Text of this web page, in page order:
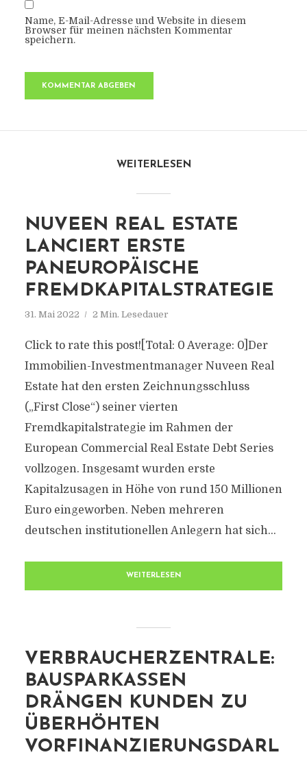
Name, E-Mail-Adresse und Website in diesem
Browser für meinen nächsten Kommentar
speichern.
WEITERLESEN
NUVEEN REAL ESTATE
LANCIERT ERSTE
PANEUROPÄISCHE
FREMDKAPITALSTRATEGIE
31. Mai 2022 2 Min. Lesedauer
Click to rate this post![Total: 0 Average: 0]Der
Immobilien-Investmentmanager Nuveen Real
Estate hat den ersten Zeichnungsschluss
(„First Close“) seiner vierten
Fremdkapitalstrategie im Rahmen der
European Commercial Real Estate Debt Series
vollzogen. Insgesamt wurden erste
Kapitalzusagen in Höhe von rund 150 Millionen
Euro eingeworben. Neben mehreren
deutschen institutionellen Anlegern hat sich...
WEITERLESEN
VERBRAUCHERZENTRALE:
BAUSPARKASSEN
DRÄNGEN KUNDEN ZU
ÜBERHÖHTEN
VORFINANZIERUNGSDARL